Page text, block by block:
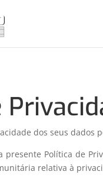
dos seus
presente Política de
relativa à